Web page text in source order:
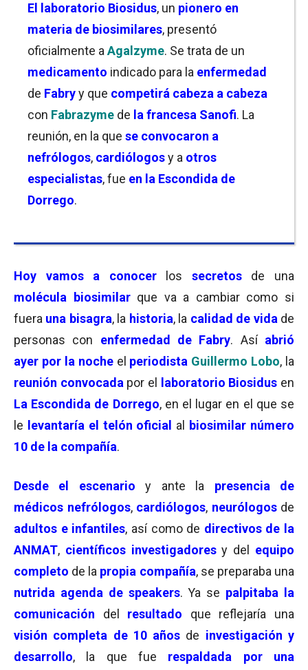
El laboratorio Biosidus, un pionero en
materia de biosimilares, presentó
oficialmente a Agalzyme. Se trata de un
medicamento indicado para la enfermedad
de Fabryy que competirá cabeza a cabeza
con Fabrazyme de la francesa Sanofi. La
reunión, en la que se convocaron a
nefrólogos, cardiólogosy a otros
especialistas, fue en la Escondida de
Dorrego.
Hoy vamos a conocerlos secretos
de una
molécula biosimilarque va a cambiar como si
fuera una bisagra, la historia, la calidad de vida de
personas con enfermedad de Fabry. Así abrió
ayer por la nocheel periodista Guillermo Lobo, la
reunión convocada por el laboratorio Biosidus en
La Escondida de Dorrego, en el lugar en el que se
le
levantaría el telón oficial al
biosimilar número
10 de la compañía.
Desde el escenario y ante la presencia de
médicos nefrólogos, cardiólogos, neurólogos de
adultos e infantiles, así como de directivos de la
ANMAT, científicos investigadoresy del equipo
completo de la propia compañía, se preparaba una
nutrida agenda de speakers. Ya se palpitaba la
comunicación del resultado
que reflejaría una
visión completa de 10 años de investigación y
desarrollo, la que fue respaldada por una